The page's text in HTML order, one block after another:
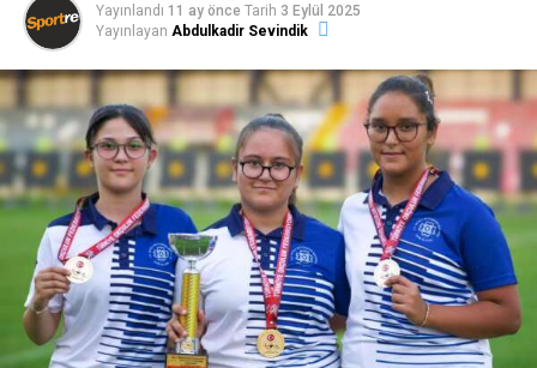
Yayınlandı 11 ay önce Tarih 3 Eylül 2025
Yayınlayan Abdulkadir Sevindik